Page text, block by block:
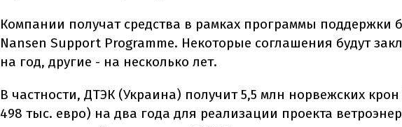
Компании получат средства в рамках программы поддержки
Nansen Support Programme. Некоторые соглашения будут
на год, другие - на несколько лет.
В частности, ДТЭК (Украина) получит 5,5 млн норвежских
498 тыс. евро) на два года для реализации проекта